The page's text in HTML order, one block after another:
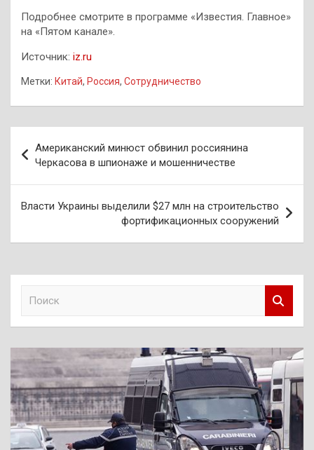
Подробнее смотрите в программе «Известия. Главное»
на «Пятом канале».
Источник: iz.ru
Метки: Китай, Россия, Сотрудничество
по
записям
Американский минюст обвинил россиянина
Черкасова в шпионаже и мошенничестве
Власти Украины выделили $27 млн на строительство
фортификационных сооружений
к